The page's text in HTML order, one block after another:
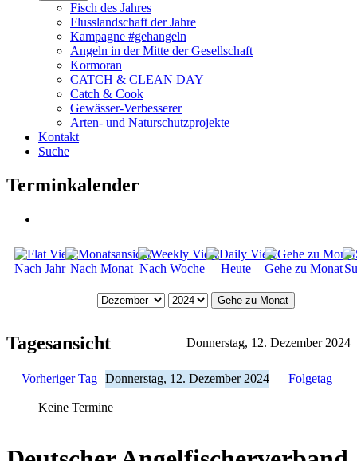
Fisch des Jahres
Flusslandschaft der Jahre
Kampagne #gehangeln
Angeln in der Mitte der Gesellschaft
Kormoran
CATCH & CLEAN DAY
Catch & Cook
Gewässer-Verbesserer
Arten- und Naturschutzprojekte
Kontakt
Suche
Terminkalender
Nach Jahr Nach Monat Nach Woche Heute Gehe zu Monat
Gehe zu Monat
Tagesansicht Donnerstag, 12. Dezember 2024
Vorheriger Tag Donnerstag, 12. Dezember 2024 Folgetag
Keine Termine